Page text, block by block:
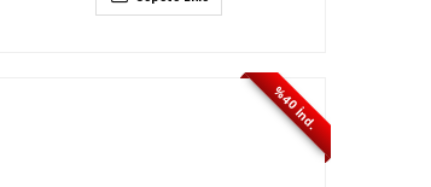
%40 İnd.